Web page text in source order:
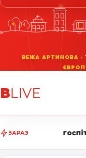
ВLIVE
ЗАРАЗ •